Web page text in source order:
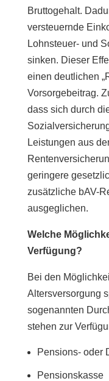
Bruttogehalt.
versteuernde
Lohnsteuer- und
sinken. Dieser
einen deutlichen
Vorsorgebeitrag.
dass sich durch
Leistungen aus
geringere
zusätzliche bAV-
ausgeglichen.
Welche
Verfügung?
Bei den
Altersversorgung
sogenannten
stehen zur
Pensions- oder
Pensionskasse